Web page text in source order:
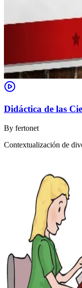
Didáctica de las
By fertonet
Contextualización de